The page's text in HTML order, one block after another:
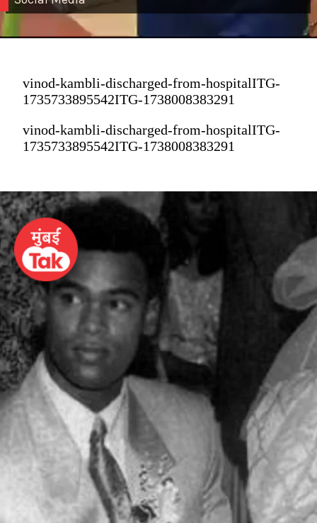
vinod-kambli-discharged-from-hospitalITG-
1735733895542ITG-1738008383291
vinod-kambli-discharged-from-hospitalITG-
1735733895542ITG-1738008383291